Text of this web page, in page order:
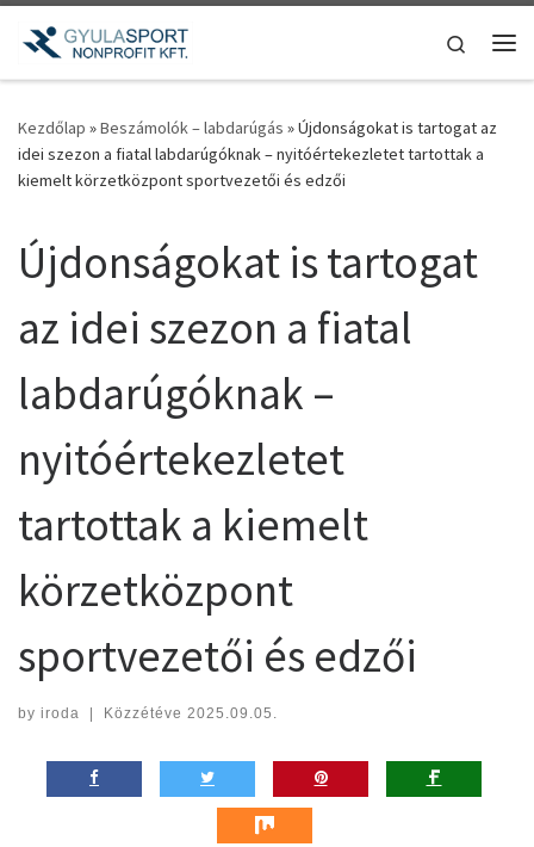
Teljes tartalom megjelenítése
Search
Kezdőlap »Beszámolók – labdarúgás »Újdonságokat is tartogat az
idei szezon a fiatal labdarúgóknak – nyitóértekezletet tartottak a
kiemelt körzetközpont sportvezetői és edzői
Újdonságokat is tartogat
az idei szezon a fiatal
labdarúgóknak –
nyitóértekezletet
tartottak a kiemelt
körzetközpont
sportvezetői és edzői
by iroda | Közzétéve 2025.09.05.